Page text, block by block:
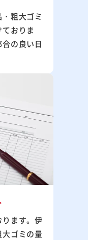
粗大ゴミ
おりま
の良い日
ます。伊
ゴミの量